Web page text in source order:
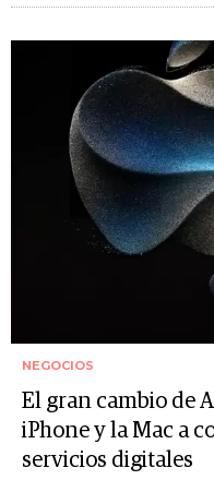
NEGOCIOS
El gran cambio de
iPhone y la Mac a
servicios digitales